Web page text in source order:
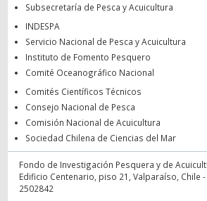
Subsecretaría de Pesca y Acuicultura
INDESPA
Servicio Nacional de Pesca y Acuicultura
Instituto de Fomento Pesquero
Comité Oceanográfico Nacional
Comités Científicos Técnicos
Consejo Nacional de Pesca
Comisión Nacional de Acuicultura
Sociedad Chilena de Ciencias del Mar
Fondo de Investigación Pesquera y de
Edificio Centenario, piso 21, Valparaíso, Chile
2502842